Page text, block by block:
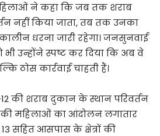
ने कहा कि जब तक शराब
नहीं किया जाता, तब तक उनका
धरना जारी रहेगा। जनसुनवाई
उन्होंने स्पष्ट कर दिया कि अब वे
ठोस कार्रवाई चाहती हैं।
12 की शराब दुकान के स्थान परिवर्तन
की महिलाओं का आंदोलन लगातार
13 सहित आसपास के क्षेत्रों की